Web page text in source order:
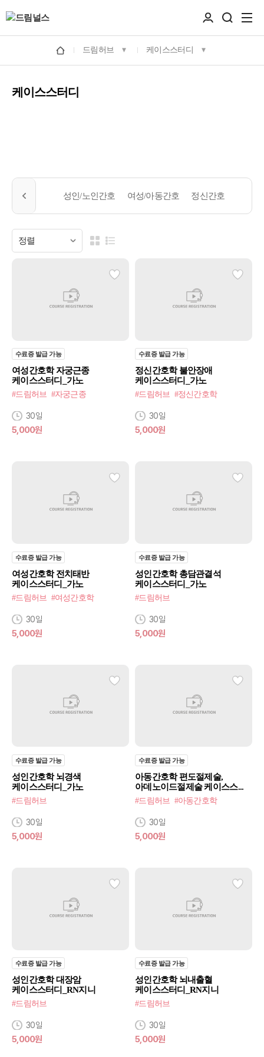
드림허브 케이스스터디
케이스스터디
성인/노인간호 여성/아동간호 정신간호
수료증 발급 가능
여성간호학 자궁근종
케이스스터디_가노
#드림허브 #자궁근종
30일
5,000원
수료증 발급 가능
정신간호학 불안장애
케이스스터디_가노
#드림허브 #정신간호학
30일
5,000원
수료증 발급 가능
여성간호학 전치태반
케이스스터디_가노
#드림허브 #여성간호학
30일
5,000원
수료증 발급 가능
성인간호학 총담관결석
케이스스터디_가노
#드림허브
30일
5,000원
수료증 발급 가능
성인간호학 뇌경색
케이스스터디_가노
#드림허브
30일
5,000원
수료증 발급 가능
아동간호학 편도절제술,
아데노이드절제술 케이스스...
#드림허브 #아동간호학
30일
5,000원
수료증 발급 가능
성인간호학 대장암
케이스스터디_RN지니
#드림허브
30일
5,000원
수료증 발급 가능
성인간호학 뇌내출혈
케이스스터디_RN지니
#드림허브
30일
5,000원